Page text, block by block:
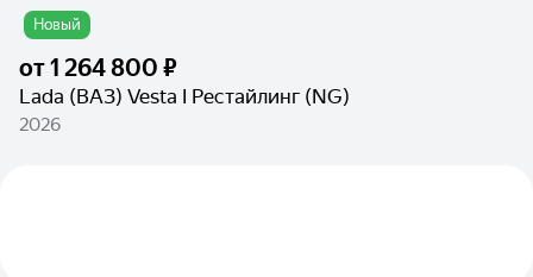
Новый
от1 264 800 ₽
Lada (ВАЗ) Vesta I Рестайлинг (NG)
2026